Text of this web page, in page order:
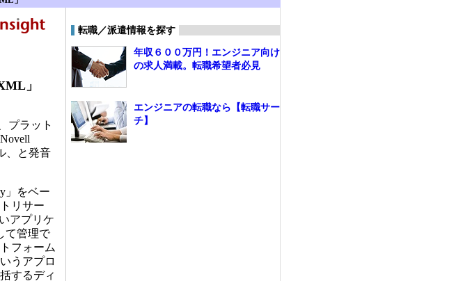
」
プラット
、と発音
」をベー
リサー
アプリケ
て管理で
フォーム
うアプロ
するディ
転職／派遣情報を探す
年収６００万円！エンジニア向け
の求人満載。転職希望者必見
エンジニアの転職なら【転職サー
チ】